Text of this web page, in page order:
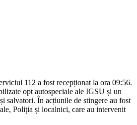
112 a fost recepționat la ora 09:56.
opt autospeciale ale IGSU și un
salvatori. În acțiunile de stingere au fost
Poliția și localnici, care au intervenit